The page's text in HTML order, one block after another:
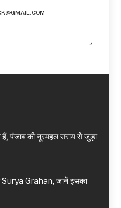
हैं, पंजाब की नूरमहल सराय से जुड़ा
Surya Grahan, जानें इसका